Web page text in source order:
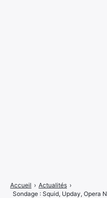
Accueil › Actualités ›
Sondage : Squid, Upday, Opera